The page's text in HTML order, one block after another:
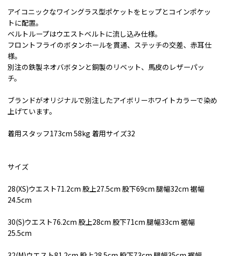
アイコニックなワイングラス型ポケットをヒップとコインポケッ
トに配置。
ベルトループはウエストベルトに流し込み仕様。
フロントフライのボタンホールを貫通、ステッチの交差、赤耳仕
様。
別注の鉄製ネオバボタンと銅製のリベット、馬皮のレザーパッ
チ。
ブランドがオリジナルで別注したアイボリーホワイトカラーで染め
上げています。
着用スタッフ173cm 58kg 着用サイズ32
サイズ
28(XS)ウエスト71.2cm 股上27.5cm 股下69cm 腿幅32cm 裾幅
24.5cm
30(S)ウエスト76.2cm 股上28cm 股下71cm 腿幅33cm 裾幅
25.5cm